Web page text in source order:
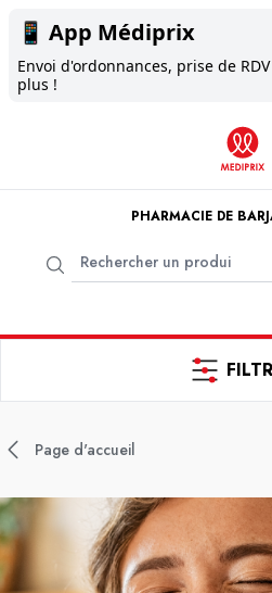
📱 App Médiprix
Envoi d'ordonnances, prise de
plus !
PHARMACIE DE
Page d'accueil